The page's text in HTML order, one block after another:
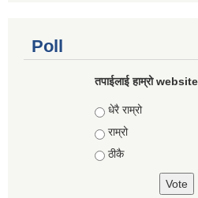
Poll
तपाईलाई हाम्रो
Choices
धेरै राम्रो
राम्रो
ठीकै